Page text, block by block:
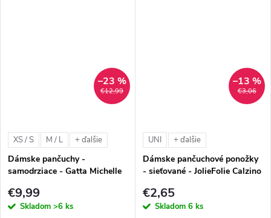
€12,99
–23 %
XS / S M / L + ďalšie
Dámske pančuchy -
samodrziace - Gatta Michelle
€9,99
Skladom >6 ks
€3,06
–13 %
UNI + ďalšie
Dámske pančuchové ponožky
- sieťované - JolieFolie Calzino
€2,65
Skladom 6 ks